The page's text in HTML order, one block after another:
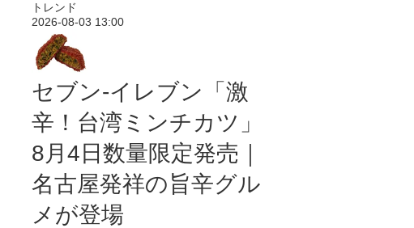
トレンド
2026-08-03 13:00
セブン-イレブン「激
辛！台湾ミンチカツ」
8月4日数量限定発売｜
名古屋発祥の旨辛グル
メが登場